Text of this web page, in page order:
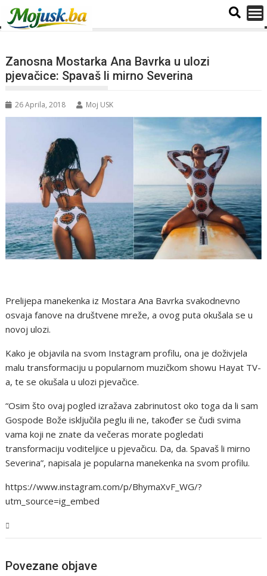
Zanosna Mostarka Ana Bavrka u ulozi
pjevačice: Spavaš li mirno Severina
26 Aprila, 2018 Moj USK
Prelijepa manekenka iz Mostara Ana Bavrka svakodnevno
osvaja fanove na društvene mreže, a ovog puta okušala se u
novoj ulozi.
Kako je objavila na svom Instagram profilu, ona je doživjela
malu transformaciju u popularnom muzičkom showu Hayat TV-
a, te se okušala u ulozi pjevačice.
“Osim što ovaj pogled izražava zabrinutost oko toga da li sam
Gospode Bože isključila peglu ili ne, također se čudi svima
vama koji ne znate da večeras morate pogledati
transformaciju voditeljice u pjevačicu. Da, da. Spavaš li mirno
Severina”, napisala je popularna manekenka na svom profilu.
https://www.instagram.com/p/BhymaXvF_WG/?
utm_source=ig_embed
Povezane objave